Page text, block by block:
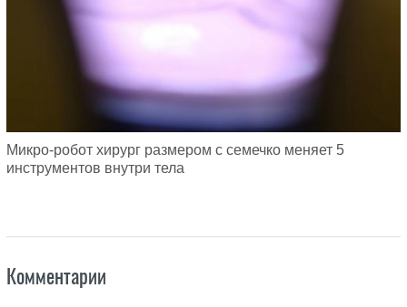
Микро-робот хирург размером с семечко меняет 5
инструментов внутри тела
Комментарии